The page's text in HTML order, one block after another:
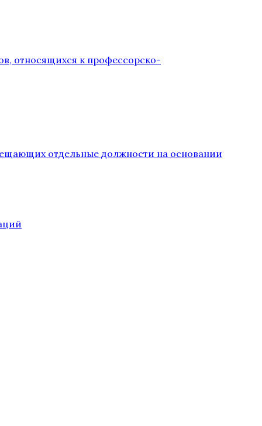
относящихся к профессорско-
отдельные должности на основании